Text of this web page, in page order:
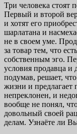
Три человека стоят
Первый и второй
и хотят его
шарлатана и
не в своем уме.
за товар тем, что
собственным эго.
условия продавца и
подумав, решает,
жизни и предлагает
непреклонен, и
вообще не понял,
довольный своей
делам. Узнаёте ли